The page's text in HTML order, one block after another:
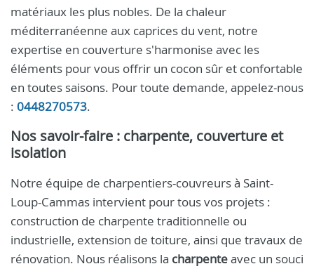
matériaux les plus nobles. De la chaleur
méditerranéenne aux caprices du vent, notre
expertise en couverture s'harmonise avec les
éléments pour vous offrir un cocon sûr et confortable
en toutes saisons. Pour toute demande, appelez-nous
: 0448270573.
Nos savoir-faire : charpente, couverture et
isolation
Notre équipe de charpentiers-couvreurs à Saint-
Loup-Cammas intervient pour tous vos projets :
construction de charpente traditionnelle ou
industrielle, extension de toiture, ainsi que travaux de
rénovation. Nous réalisons la charpenteavec un souci